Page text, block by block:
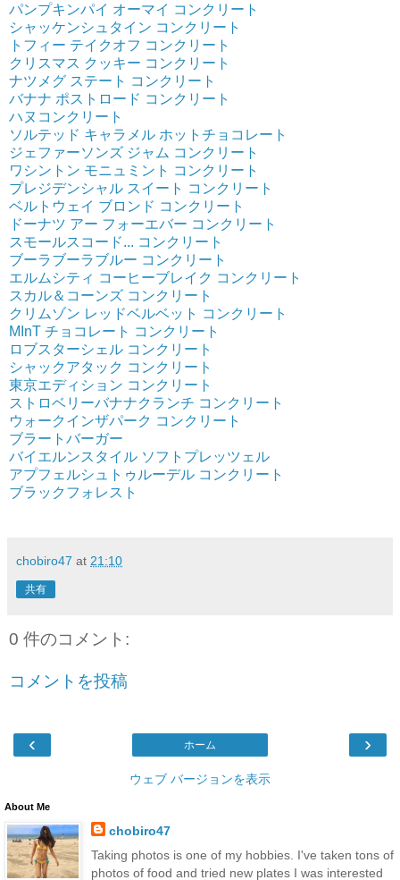
パンプキンパイ オーマイ コンクリート
シャッケンシュタイン コンクリート
トフィー テイクオフ コンクリート
クリスマス クッキー コンクリート
ナツメグ ステート コンクリート
バナナ ポストロード コンクリート
ハヌコンクリート
ソルテッド キャラメル ホットチョコレート
ジェファーソンズ ジャム コンクリート
ワシントン モニュミント コンクリート
プレジデンシャル スイート コンクリート
ベルトウェイ ブロンド コンクリート
ドーナツ アー フォーエバー コンクリート
スモールスコード... コンクリート
ブーラブーラブルー コンクリート
エルムシティ コーヒーブレイク コンクリート
スカル＆コーンズ コンクリート
クリムゾン レッドベルベット コンクリート
MInT チョコレート コンクリート
ロブスターシェル コンクリート
シャックアタック コンクリート
東京エディション コンクリート
ストロベリーバナナクランチ コンクリート
ウォークインザパーク コンクリート
ブラートバーガー
バイエルンスタイル ソフトプレッツェル
アプフェルシュトゥルーデル コンクリート
ブラックフォレスト
chobiro47 at 21:10
共有
0 件のコメント:
コメントを投稿
‹ ›
ホーム
ウェブ バージョンを表示
About Me
chobiro47
Taking photos is one of my hobbies. I've taken tons of
photos of food and tried new plates I was interested